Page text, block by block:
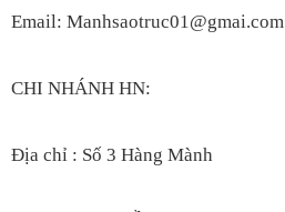
Email: Manhsaotruc01@gmai.com
CHI NHÁNH HN:
Địa chỉ : Số 3 Hàng Mành